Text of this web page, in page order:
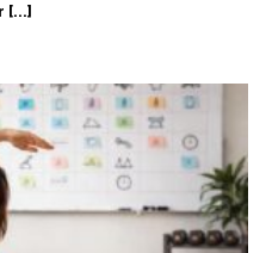
[...]